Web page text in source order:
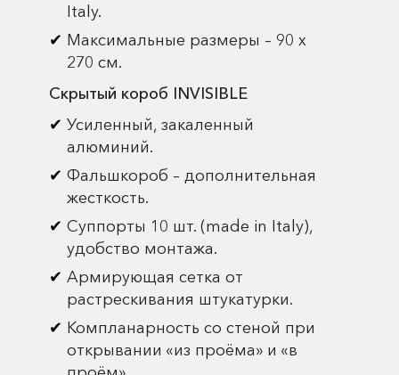
Italy.
Максимальные размеры – 90 х
270 см.
Скрытый короб INVISIBLE
Усиленный, закаленный
алюминий.
Фальшкороб – дополнительная
жесткость.
Суппорты 10 шт. (made in Italy),
удобство монтажа.
Армирующая сетка от
растрескивания штукатурки.
Компланарность со стеной при
открывании «из проёма» и «в